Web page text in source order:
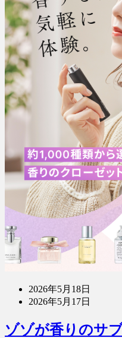
2026年5月18日
2026年5月17日
ゾゾが香りのサ